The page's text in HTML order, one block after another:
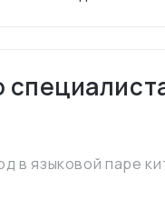
в языковой паре